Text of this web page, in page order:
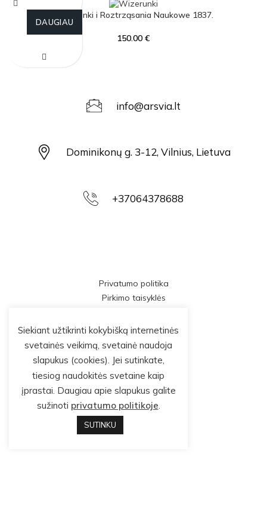
Wizerunki i Roztrząsania Naukowe 1837.
150.00 €
DAUGIAU
info@arsvia.lt
Dominikonų g. 3-12, Vilnius, Lietuva
+37064378688
Privatumo politika
Pirkimo taisyklės
Siekiant užtikrinti kokybišką internetinės
svetainės veikimą, svetainė naudoja
slapukus (cookies). Jei sutinkate,
tiesiog naudokitės svetaine kaip
įprastai. Daugiau apie slapukus galite
sužinoti privatumo politikoje.
SUTINKU